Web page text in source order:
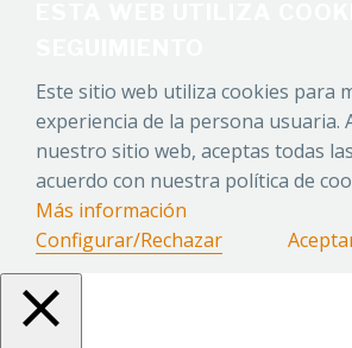
Este sitio web utiliza cookies para
experiencia de la persona usuaria.
nuestro sitio web, aceptas todas
acuerdo con nuestra política de
Más información
Configurar/Rechazar